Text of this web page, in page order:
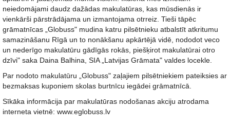
neiedomājami daudz dažādas makulatūras, kas mūsdienās ir
vienkārši pārstrādājama un izmantojama otrreiz. Tieši tāpēc
grāmatnīcas „Globuss" mudina katru pilsētnieku atbalstīt atkritumu
samazināšanu Rīgā un to nonākšanu apkārtējā vidē, nododot veco
un nederīgo makulatūru gādīgās rokās, piešķirot makulatūrai otro
dzīvi" saka Daina Balhina, SIA „Latvijas Grāmata" valdes locekle.
Par nodoto makulatūru „Globuss" zaļajiem pilsētniekiem pateiksies ar
bezmaksas kuponiem skolas burtnīcu iegādei grāmatnīcā.
Sīkāka informācija par makulatūras nodošanas akciju atrodama
interneta vietnē: www.eglobuss.lv